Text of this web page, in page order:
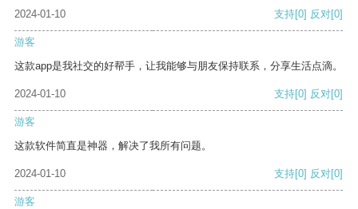
2024-01-10 支持[0] 反对[0]
游客
这款app是我社交的好帮手，让我能够与朋友保持联系，分享生活点滴。
2024-01-10 支持[0] 反对[0]
游客
这款软件简直是神器，解决了我所有问题。
2024-01-10 支持[0] 反对[0]
游客